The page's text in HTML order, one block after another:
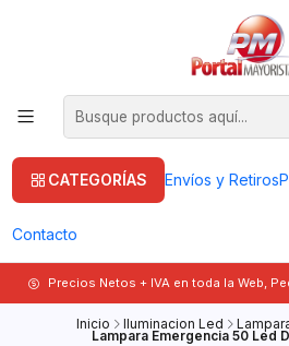
CATEGORÍAS Envíos y Retiros
Contacto
Precios Netos + IVA en toda la Web,
Inicio Iluminacion Led
Lampara Emergencia 50 Led